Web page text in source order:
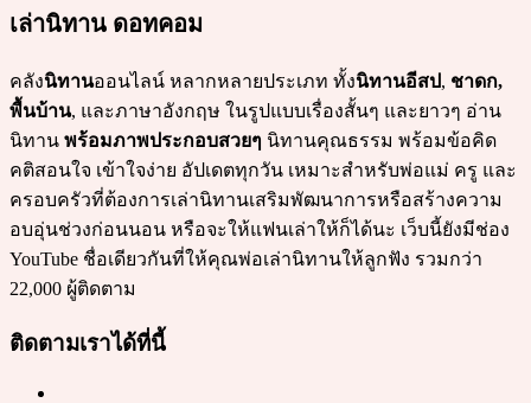
เล่านิทาน ดอทคอม
คลังนิทานออนไลน์ หลากหลายประเภท ทั้งนิทานอีสป, ชาดก,
พื้นบ้าน, และภาษาอังกฤษ ในรูปแบบเรื่องสั้นๆ และยาวๆ อ่าน
นิทาน พร้อมภาพประกอบสวยๆ นิทานคุณธรรม พร้อมข้อคิด
คติสอนใจ เข้าใจง่าย อัปเดตทุกวัน เหมาะสำหรับพ่อแม่ ครู และ
ครอบครัวที่ต้องการเล่านิทานเสริมพัฒนาการหรือสร้างความ
อบอุ่นช่วงก่อนนอน หรือจะให้แฟนเล่าให้ก็ได้นะ เว็บนี้ยังมีช่อง
YouTube ชื่อเดียวกันที่ให้คุณพ่อเล่านิทานให้ลูกฟัง รวมกว่า
22,000 ผู้ติดตาม
ติดตามเราได้ที่นี้